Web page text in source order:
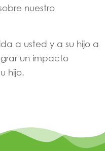
nuestro
a usted y a su hijo a
un impacto
hijo.